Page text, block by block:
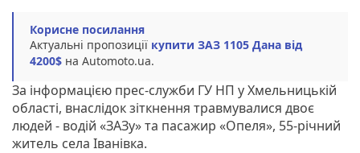
Корисне посилання
Актуальні пропозиції купити ЗАЗ 1105 Дана від
4200$ на Automoto.ua.
За інформацією прес-служби ГУ НП у Хмельницькій
області, внаслідок зіткнення травмувалися двоє
людей - водій «ЗАЗу» та пасажир «Опеля», 55-річний
житель села Іванівка.